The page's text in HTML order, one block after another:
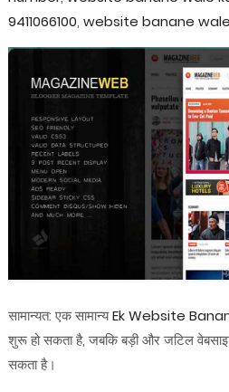
9411066100, website banane
सामान्यत: एक सामान्यEk Website
शुरू हो सकता है, जबकि बड़ी और जटिल
सकता है।